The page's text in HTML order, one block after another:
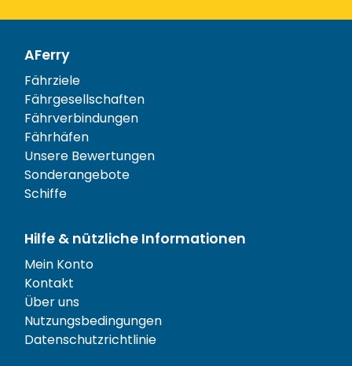
AFerry
Fährziele
Fährgesellschaften
Fährverbindungen
Fährhäfen
Unsere Bewertungen
Sonderangebote
Schiffe
Hilfe & nützliche Informationen
Mein Konto
Kontakt
Über uns
Nutzungsbedingungen
Datenschutzrichtlinie